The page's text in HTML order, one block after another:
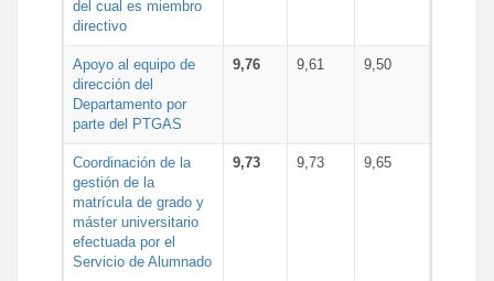
del cual es miembro
directivo
Apoyo al equipo de
dirección del
Departamento por
parte del PTGAS
9,76 9,61 9,50
Coordinación de la
gestión de la
matrícula de grado y
máster universitario
efectuada por el
Servicio de Alumnado
9,73 9,73 9,65